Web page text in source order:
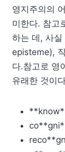
영지주의의
미한다. 참고
하는 데, 사
episteme),
다.참고로 영
유래한 것이